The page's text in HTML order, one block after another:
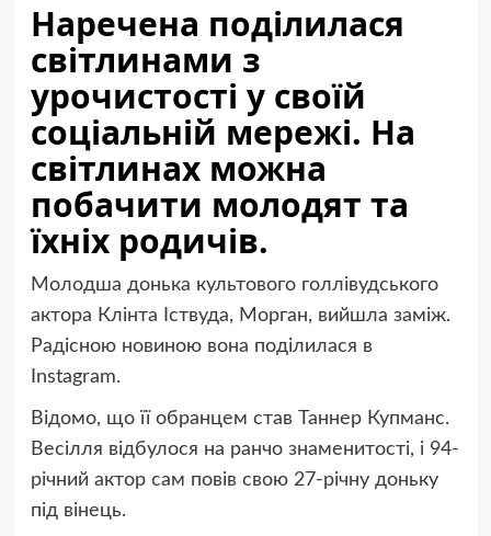
Наречена поділилася
світлинами з
урочистості у своїй
соціальній мережі. На
світлинах можна
побачити молодят та
їхніх родичів.
Молодша донька культового голлівудського
актора Клінта Іствуда, Морган, вийшла заміж.
Радісною новиною вона поділилася в
Instagram.
Відомо, що її обранцем став Таннер Купманс.
Весілля відбулося на ранчо знаменитості, і 94-
річний актор сам повів свою 27-річну доньку
під вінець.